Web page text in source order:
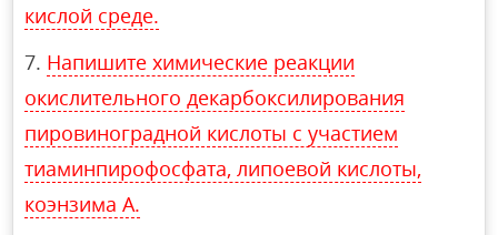
кислой среде.
Напишите химические реакции
окислительного декарбоксилирования
пировиноградной кислоты с участием
тиаминпирофосфата, липоевой кислоты,
коэнзима А.